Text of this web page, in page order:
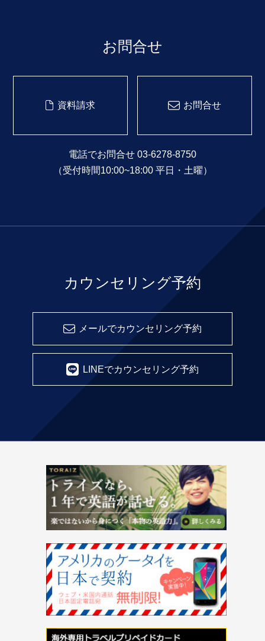
お問合せ
資料請求 お問合せ
電話でお問合せ 03-6278-8750
（受付時間10:00~18:00 平日・土曜）
カウンセリング予約
メールでカウンセリング予約
LINEでカウンセリング予約